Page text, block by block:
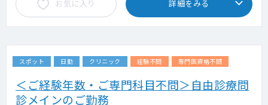
お気に入り 詳細をみる
スポット 日勤 クリニック 経験不問 専門医資格不問
＜ご経験年数・ご専門科目不問＞自由診療問
診メインのご勤務